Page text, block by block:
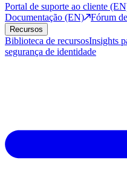
Portal de suporte ao cliente
Documentação (EN)
Fórum
Recursos
Biblioteca de recursosInsights
segurança de identidade